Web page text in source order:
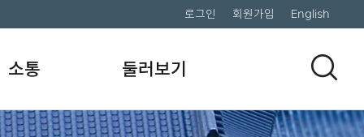
로그인 회원가입 English
소통 둘러보기